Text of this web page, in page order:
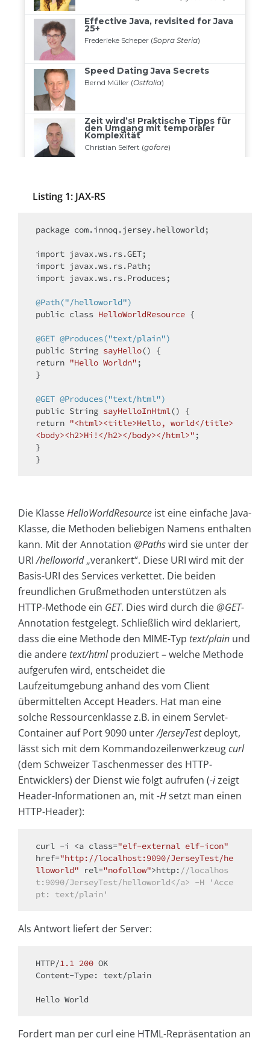
Listing 1: JAX-RS
package com.innoq.jersey.helloworld;
import
import
import javax.ws.rs.Produces;
@Path("/helloworld")
public class HelloWorldResource {
@GET @Produces("text/plain")
public String sayHello()
return "Hello Worldn" ;
}
@GET @Produces("text/html")
public String sayHelloInHtml()
return "<html><title>Hello, world</title>
<body><h2>Hi!</h2></body></html>" ;
}
Die KlasseHelloWorldResource ist eine einfache Java-
Klasse, die Methoden beliebigen Namens enthalten
kann. Mit der Annotation @Pathswird sie unter der
URI/helloworld„verankert“. Diese URI wird mit der
Basis-URI des Services verkettet. Die beiden
freundlichen Grußmethoden unterstützen als
HTTP-Methode ein GET. Dies wird durch die@GET-
Annotation festgelegt. Schließlich wird deklariert,
dass die eine Methode den MIME-Typ text/plain und
die anderetext/htmlproduziert – welche Methode
aufgerufen wird, entscheidet die
Laufzeitumgebung anhand des vom Client
übermittelten Accept Headers. Hat man eine
solche Ressourcenklasse z.B. in einem Servlet-
Container auf Port 9090 unter/JerseyTestdeployt,
lässt sich mit dem Kommandozeilenwerkzeugcurl
(dem Schweizer Taschenmesser des HTTP-
Entwicklers) der Dienst wie folgt aufrufen (-izeigt
Header-Informationen an, mit-Hsetzt man einen
HTTP-Header):
curl -i <a class="elf-external elf-icon"
href="http://localhost:9090/JerseyTest/he
lloworld" rel="nofollow">http: //localhos
t:9090/JerseyTest/helloworld</a> -H 'Acce
pt: text/plain'
Als Antwort liefert der Server:
HTTP/1.1 200 OK
Content-Type: text/plain
Fordert man per curl eine HTML-Repräsentation an